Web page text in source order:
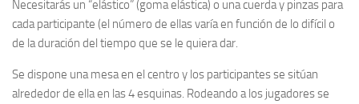
Necesitarás un “elástico” (goma elástica) o una cuerda y pinzas para
cada participante (el número de ellas varía en función de lo difícil o
de la duración del tiempo que se le quiera dar.
Se dispone una mesa en el centro y los participantes se sitúan
alrededor de ella en las 4 esquinas. Rodeando a los jugadores se